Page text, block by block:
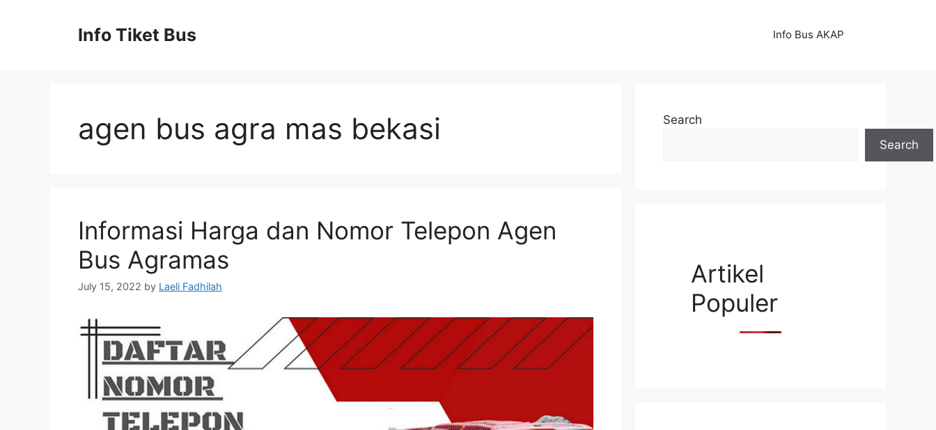
Info Tiket Bus Info Bus AKAP
agen bus agra mas bekasi
Informasi Harga dan Nomor Telepon Agen
Bus Agramas
July 15, 2022 by Laeli Fadhilah
Search
Search
Artikel
Populer